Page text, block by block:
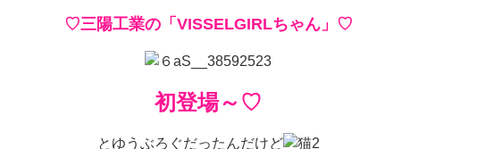
♡三陽工業の「VISSELGIRLちゃん」♡
初登場～♡
とゆうぶろぐだったんだけど